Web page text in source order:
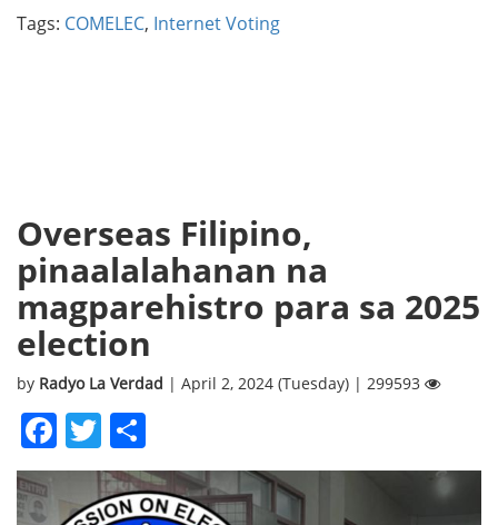
Tags: COMELEC, Internet Voting
Overseas Filipino,
pinaalalahanan na
magparehistro para sa 2025
election
by Radyo La Verdad | April 2, 2024 (Tuesday) | 299593
Facebook
Twitter